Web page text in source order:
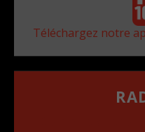
Téléchargez notre